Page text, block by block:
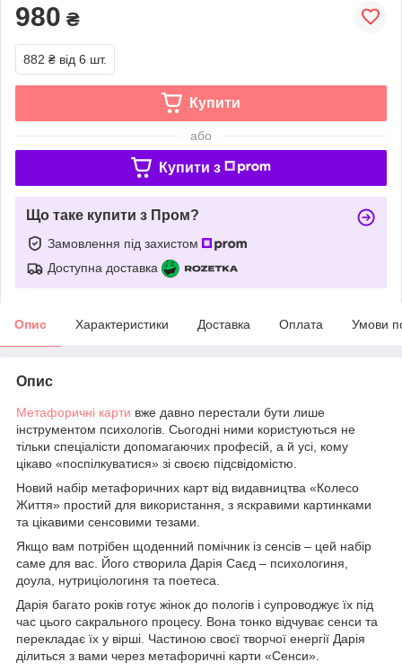
980 ₴
882 ₴ від 6 шт.
Купити
або
Купити з
Що таке купити з Пром?
Замовлення під захистом
Доступна доставка
Опис Характеристики Доставка Оплата Умови
Опис
Метафоричні карти вже давно перестали бути лише
інструментом психологів. Сьогодні ними користуються не
тільки спеціалісти допомагаючих професій, а й усі, кому
цікаво «поспілкуватися» зі своєю підсвідомістю.
Новий набір метафоричних карт від видавництва «Колесо
Життя» простий для використання, з яскравими картинками
та цікавими сенсовими тезами.
Якщо вам потрібен щоденний помічник із сенсів – цей набір
саме для вас. Його створила Дарія Саєд – психологиня,
доула, нутриціологиня та поетеса.
Дарія багато років готує жінок до пологів і супроводжує їх під
час цього сакрального процесу. Вона тонко відчуває сенси та
перекладає їх у вірші. Частиною своєї творчої енергії Дарія
ділиться з вами через метафоричні карти «Сенси».